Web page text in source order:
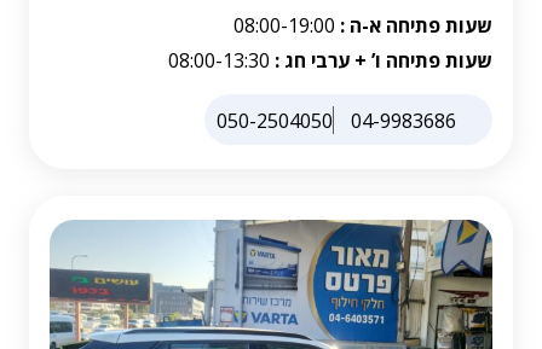
שעות פתיחה א-ה : 08:00-19:00
שעות פתיחה ו’ + ערבי חג : 08:00-13:30
04-9983686
050-2504050